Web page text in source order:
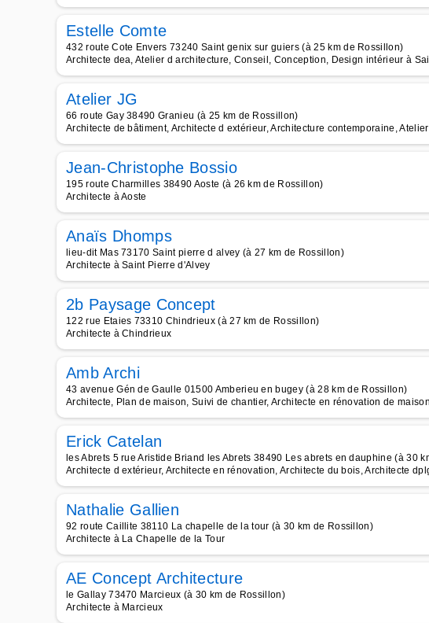
Estelle Comte
432 route Cote Envers 73240 Saint genix sur guiers (à 25 km de Rossillon)
Architecte dea, Atelier d architecture, Conseil, Conception, Design intérieur à
Atelier JG
66 route Gay 38490 Granieu (à 25 km de Rossillon)
Architecte de bâtiment, Architecte d extérieur, Architecture contemporaine,
Jean-Christophe Bossio
195 route Charmilles 38490 Aoste (à 26 km de Rossillon)
Architecte à Aoste
Anaïs Dhomps
lieu-dit Mas 73170 Saint pierre d alvey (à 27 km de Rossillon)
Architecte à Saint Pierre d'Alvey
2b Paysage Concept
122 rue Etaies 73310 Chindrieux (à 27 km de Rossillon)
Architecte à Chindrieux
Amb Archi
43 avenue Gén de Gaulle 01500 Amberieu en bugey (à 28 km de Rossillon)
Architecte, Plan de maison, Suivi de chantier, Architecte en rénovation de
Erick Catelan
les Abrets 5 rue Aristide Briand les Abrets 38490 Les abrets en dauphine (à 30
Architecte d extérieur, Architecte en rénovation, Architecte du bois, Architecte
Nathalie Gallien
92 route Caillite 38110 La chapelle de la tour (à 30 km de Rossillon)
Architecte à La Chapelle de la Tour
AE Concept Architecture
le Gallay 73470 Marcieux (à 30 km de Rossillon)
Architecte à Marcieux